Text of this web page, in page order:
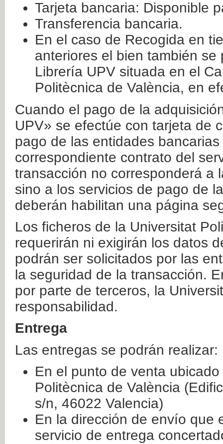
Tarjeta bancaria: Disponible
Transferencia bancaria.
En el caso de Recogida en
anteriores el bien también
Librería UPV situada en el
Politècnica de València, en
Cuando el pago de la
UPV» se efectúe con tarjeta de
pago de las entidades
correspondiente contrato del
transacción no corresponderá a
sino a los servicios de pago de
deberán habilitan una página
Los ficheros de la Universitat
requerirán ni exigirán los datos
podrán ser solicitados por las
la seguridad de la transacción.
por parte de terceros, la
responsabilidad.
Entrega
Las entregas se podrán realizar:
En el punto de venta
Politècnica de València
s/n, 46022 Valencia)
En la dirección de envío que
servicio de entrega